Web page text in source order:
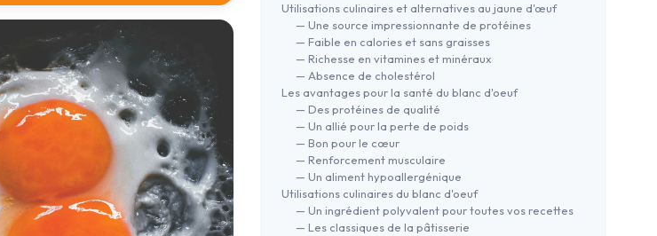
Utilisations culinaires et alternatives au jaune d'œuf
— Une source impressionnante de protéines
— Faible en calories et sans graisses
— Richesse en vitamines et minéraux
— Absence de cholestérol
Les avantages pour la santé du blanc d'oeuf
— Des protéines de qualité
— Un allié pour la perte de poids
— Bon pour le cœur
— Renforcement musculaire
— Un aliment hypoallergénique
Utilisations culinaires du blanc d'oeuf
— Un ingrédient polyvalent pour toutes vos recettes
— Les classiques de la pâtisserie